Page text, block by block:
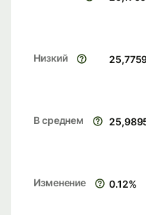
Низкий
В среднем
Изменение 0.12%